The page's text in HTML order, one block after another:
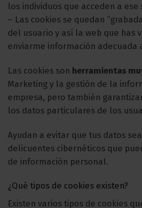
los individuos que acceden a ese
– Las cookies se quedan
del usuario y así la web que has
enviarme información adecuada
Las cookies son herramientas
Marketing y la gestión de la
empresa, pero también
los datos particulares de los
Ayudan a evitar que tus datos
delicuentes cibernéticos que
de información personal.
¿Qué tipos de cookies existen?
Existen varios tipos de cookies